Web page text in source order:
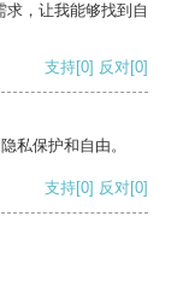
，让我能够找到自
支持[0] 反对[0]
私保护和自由。
支持[0] 反对[0]